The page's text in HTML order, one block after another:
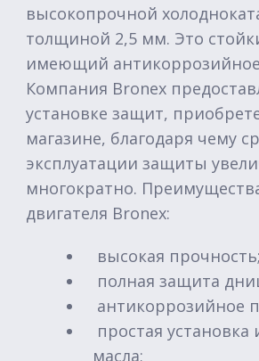
высокопрочной
толщиной 2,5 мм. Это
имеющий
Компания Bronex
установке защит,
магазине, благодаря чему
эксплуатации защиты
многократно.
двигателя Bronex:
высокая прочность;
полная защита
антикоррозийное
простая установка
масла;